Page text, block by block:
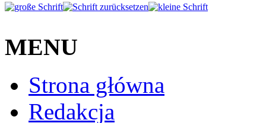
MENU
Strona główna
Redakcja